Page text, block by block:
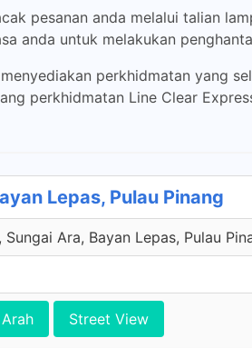
pesanan anda melalui talian
anda untuk melakukan
perkhidmatan yang
perkhidmatan Line Clear
Lepas, Pulau Pinang
Ara, Bayan Lepas, Pulau
Arah Street View